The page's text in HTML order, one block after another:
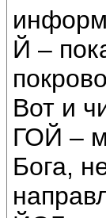
Й –
Вот и
ГОЙ –
Бога,